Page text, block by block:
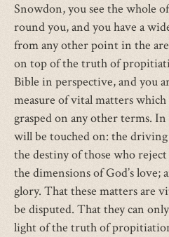
Snowdon, you see the whole
round you, and you have a
from any other point in the
on top of the truth of
Bible in perspective, and you
measure of vital matters
grasped on any other terms.
will be touched on: the
the destiny of those who reject
the dimensions of God’s love;
glory. That these matters are
be disputed. That they can
light of the truth of